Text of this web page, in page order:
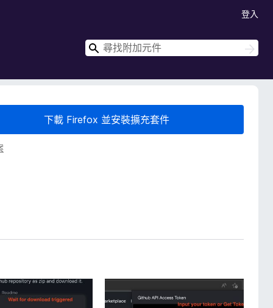
登入
搜
搜
尋
下載 Firefox 並安裝擴充套件